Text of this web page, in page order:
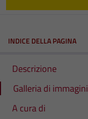
INDICE DELLA PAGINA
Descrizione
Galleria di immagini
A cura di